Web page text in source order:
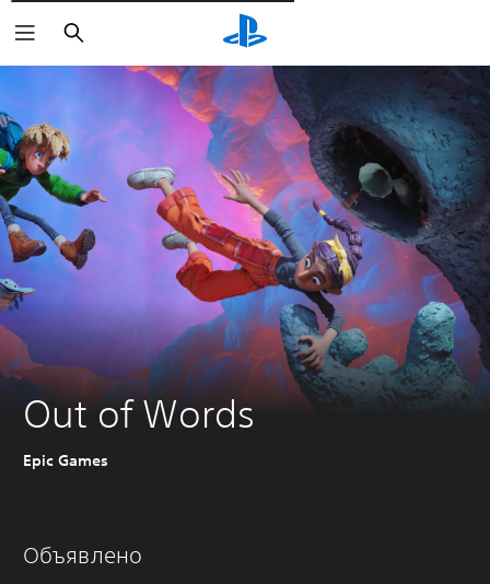
Поиск
Out of Words
Epic Games
Объявлено